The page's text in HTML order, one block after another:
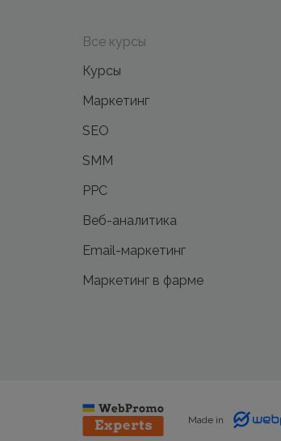
Все курсы
Курсы
Маркетинг
SEO
SMM
PPC
Веб-аналитика
Email-маркетинг
Маркетинг в фарме
Made in